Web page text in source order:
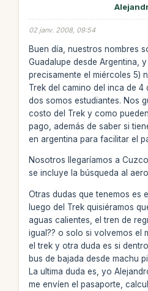
02 janv. 2008, 09:54
Buen día, nuestros nombres
Guadalupe desde Argentina,
precisamente el miércoles 5)
Trek del camino del inca de 4
dos somos estudiantes. Nos
costo del Trek y como
pago, además de saber si
en argentina para facilitar el
Nosotros llegaríamos a
se incluye la búsqueda al
Otras dudas que tenemos es
luego del Trek quisiéramos
aguas calientes, el tren de
igual?? o solo si volvemos el
el trek y otra duda es si
bus de bajada desde machu
La ultima duda es, yo
me envíen el pasaporte,